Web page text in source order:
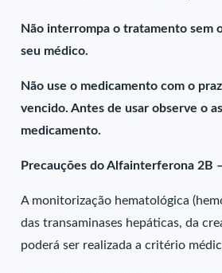
Não interrompa o tratamento sem
seu médico.
Não use o medicamento com o
vencido. Antes de usar observe o
medicamento.
Precauções do Alfainterferona 2B
A monitorização hematológica
das transaminases hepáticas, da
poderá ser realizada a critério